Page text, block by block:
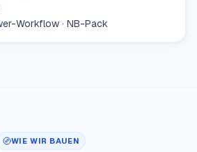
Workflow · NB-Pack
WIE WIR BAUEN